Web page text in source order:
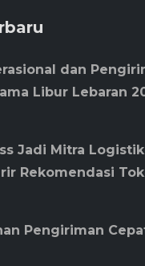
dan
Libur Lebaran
Jadi Mitra
Rekomendasi
Pengiriman